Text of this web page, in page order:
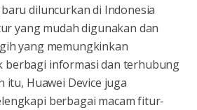
diluncurkan di Indonesia
yang mudah digunakan dan
yang memungkinkan
berbagi informasi dan terhubung
itu, Huawei Device juga
berbagai macam fitur-